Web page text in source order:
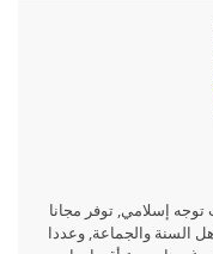
توجه إسلامي, توفر مجانا
السنة والجماعة, وعددا